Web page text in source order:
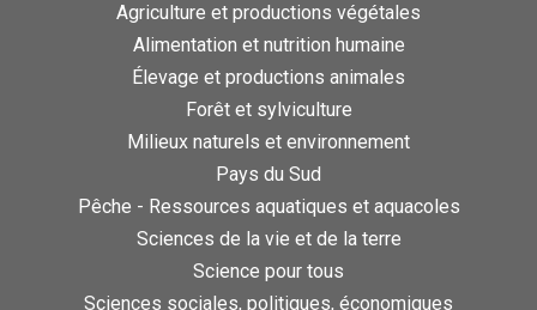
Agriculture et productions végétales
Alimentation et nutrition humaine
Élevage et productions animales
Forêt et sylviculture
Milieux naturels et environnement
Pays du Sud
Pêche - Ressources aquatiques et aquacoles
Sciences de la vie et de la terre
Science pour tous
Sciences sociales, politiques, économiques